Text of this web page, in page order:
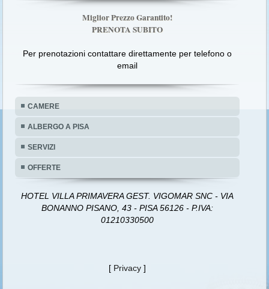
Miglior Prezzo Garantito!
PRENOTA SUBITO
Per prenotazioni contattare direttamente per telefono o
email
CAMERE
ALBERGO A PISA
SERVIZI
OFFERTE
HOTEL VILLA PRIMAVERA GEST. VIGOMAR SNC - VIA
BONANNO PISANO, 43 - PISA 56126 - P.IVA:
01210330500
[ Privacy ]